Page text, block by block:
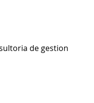
de gestion